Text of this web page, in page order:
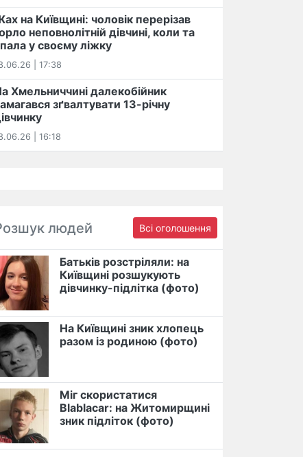
на Київщині: чоловік перерізав
неповнолітній дівчині, коли та
у своєму ліжку
| 17:38
Хмельниччині далекобійник
зґвалтувати 13-річну
| 16:18
людей Всі оголошення
Батьків розстріляли: на
Київщині розшукують
дівчинку-підлітка (фото)
На Київщині зник хлопець
разом із родиною (фото)
Міг скористатися
Blablacar: на Житомирщині
зник підліток (фото)